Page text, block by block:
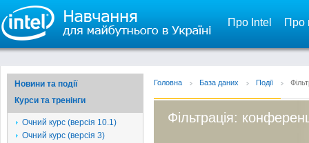
Про Intel Про
Новини та події
Курси та тренінги
Очний курс (версія 10.1)
Очний курс (версія 3)
Головна База даних Події
Фільтрація: